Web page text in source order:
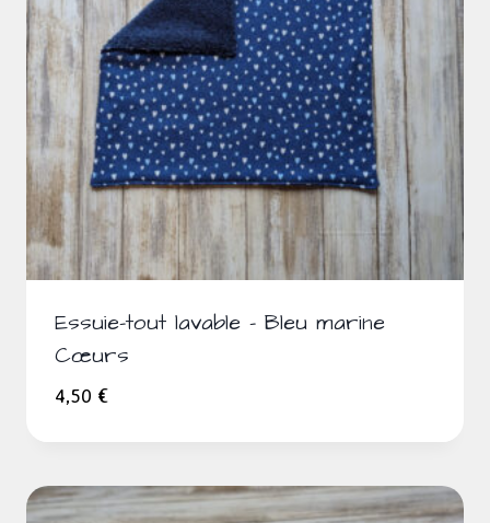
Essuie-tout lavable – Bleu marine
Cœurs
4,50 €